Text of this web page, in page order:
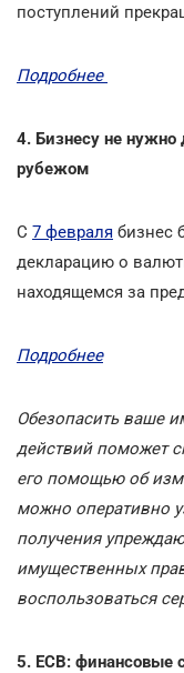
поступлений
Подробнее
4. Бизнесу не нужно
рубежом
С 7 февраля бизнес
декларацию о
находящемся за
Подробнее
Обезопасить ваше
действий поможет
его помощью об
можно оперативно
получения
имущественных
воспользоваться
5. ЕСВ: финансовые